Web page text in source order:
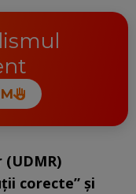
corecte” şi